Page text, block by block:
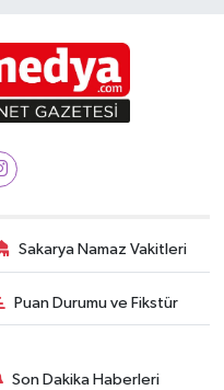
Sakarya Namaz Vakitleri
Puan Durumu ve Fikstür
Son Dakika Haberleri